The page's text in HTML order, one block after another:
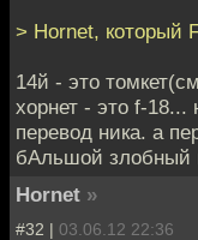
> Hornet, который
14й - это
хорнет - это f-18...
перевод ника. а
бАльшой злобный
Hornet »
#32 | 03.06.12 22:36